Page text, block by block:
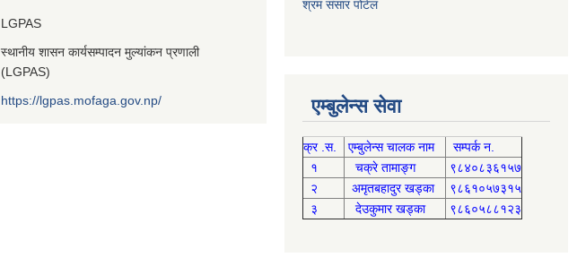
LGPAS
स्थानीय शासन कार्यसम्पादन मुल्यांकन प्रणाली
(LGPAS)
https://lgpas.mofaga.gov.np/
श्रम संसार पोर्टल
एम्बुलेन्स सेवा
क्र .स. एम्बुलेन्स चालक नाम
सम्पर्क न.
१
चक्रे तामाङ्ग
९८४०८३६१५७
२
अमृतबहादुर खड्का
९८६१०५७३१५
३
देउकुमार खड्का ९८६०५८८१२३